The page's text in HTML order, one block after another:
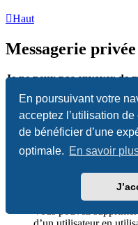
En poursuivant votre
acceptez l’utilisation
de bénéficier d’une
optimale. En savoir
Haut
Messagerie privée
Je ne peux pas envoyer de
Soit vous n’êtes pas
a désactivé
un administrateur ou un
empêcher d’envoyer
d’informations,
Je continue à recevoir des
Vous pouvez